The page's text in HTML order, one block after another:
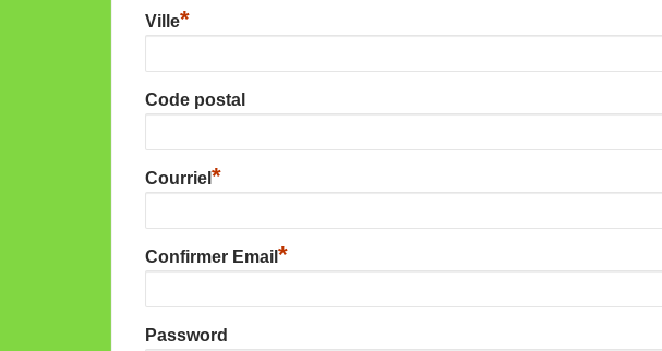
Ville*
Code postal
Courriel *
Confirmer Email *
Password